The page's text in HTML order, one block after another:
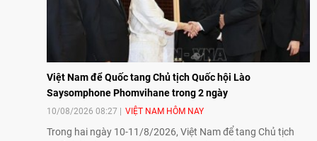
Việt Nam để Quốc tang Chủ tịch Quốc hội Lào
Saysomphone Phomvihane trong 2 ngày
10/08/2026 08:27 VIỆT NAM HÔM NAY
Trong hai ngày 10-11/8/2026, Việt Nam để tang Chủ tịch